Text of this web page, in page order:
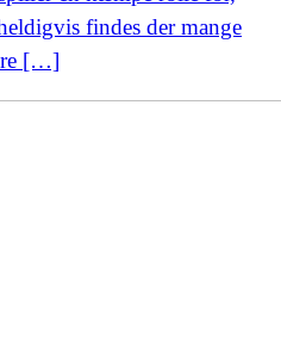
findes der mange
[…]